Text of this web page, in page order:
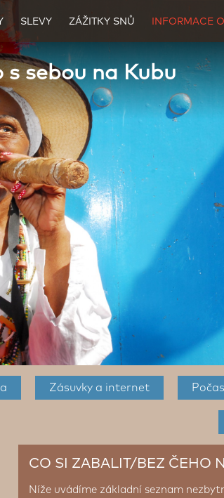
SLEVY ZÁŽITKY SNŮ INFORMACE
s sebou na Kubu
Zásuvky a internet
CO SI ZABALIT/BEZ ČEHO
Níže uvádíme základní seznam